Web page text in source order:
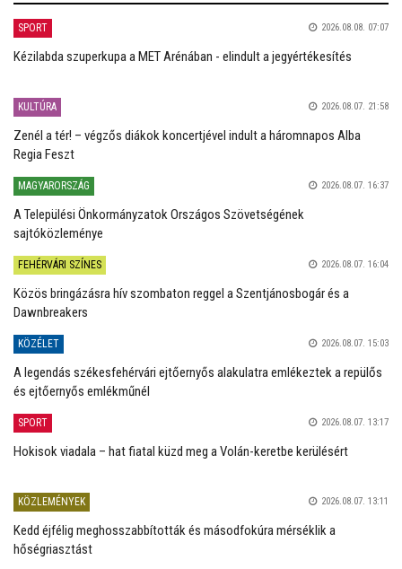
SPORT 2026.08.08. 07:07
Kézilabda szuperkupa a MET Arénában - elindult a jegyértékesítés
KULTÚRA 2026.08.07. 21:58
Zenél a tér! – végzős diákok koncertjével indult a háromnapos Alba
Regia Feszt
MAGYARORSZÁG 2026.08.07. 16:37
A Települési Önkormányzatok Országos Szövetségének
sajtóközleménye
FEHÉRVÁRI SZÍNES 2026.08.07. 16:04
Közös bringázásra hív szombaton reggel a Szentjánosbogár és a
Dawnbreakers
KÖZÉLET 2026.08.07. 15:03
A legendás székesfehérvári ejtőernyős alakulatra emlékeztek a repülős
és ejtőernyős emlékműnél
SPORT 2026.08.07. 13:17
Hokisok viadala – hat fiatal küzd meg a Volán-keretbe kerülésért
KÖZLEMÉNYEK 2026.08.07. 13:11
Kedd éjfélig meghosszabbították és másodfokúra mérséklik a
hőségriasztást